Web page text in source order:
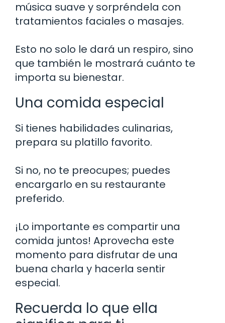
música suave y sorpréndela con
tratamientos faciales o masajes.
Esto no solo le dará un respiro, sino
que también le mostrará cuánto te
importa su bienestar.
Una comida especial
Si tienes habilidades culinarias,
prepara su platillo favorito.
Si no, no te preocupes; puedes
encargarlo en su restaurante
preferido.
¡Lo importante es compartir una
comida juntos! Aprovecha este
momento para disfrutar de una
buena charla y hacerla sentir
especial.
Recuerda lo que ella